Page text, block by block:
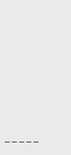
– – – – –